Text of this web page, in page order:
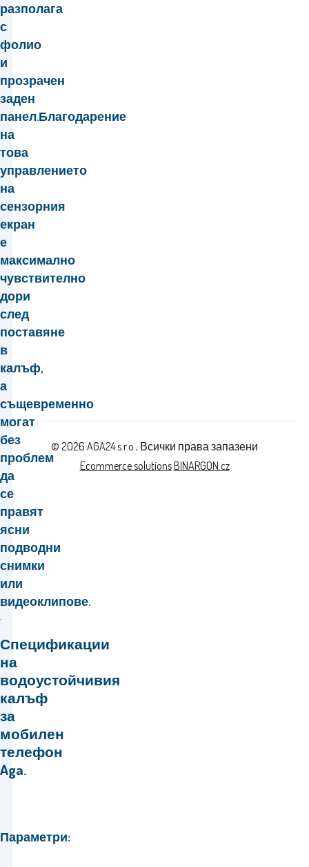
разполага
с
фолио
и
прозрачен
заден
панел.Благодарение
на
това
управлението
на
сензорния
екран
е
максимално
чувствително
дори
след
поставяне
в
калъф,
а
същевременно
могат
без
проблем
да
се
правят
ясни
подводни
снимки
или
видеоклипове.
Спецификации
на
водоустойчивия
калъф
за
мобилен
телефон
Aga.
Параметри:
© 2026 AGA24 s.r.o., Всички права запазени
Ecommerce solutionsBINARGON.cz